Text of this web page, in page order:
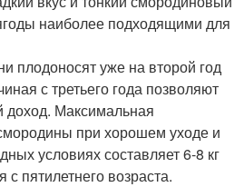
наиболее подходящими для
плодоносят уже на второй год
с третьего года позволяют
доход. Максимальная
при хорошем уходе и
условиях составляет 6-8 кг
с пятилетнего возраста.